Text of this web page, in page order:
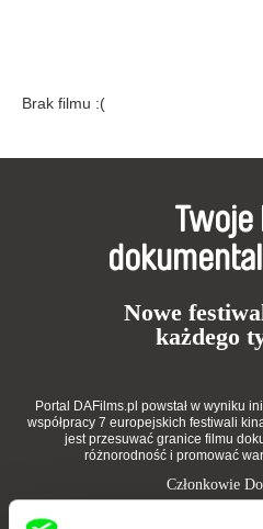
Brak filmu :(
Twoje
Nowe
każdego
Portal DAFilms.pl powstał w wyniku
współpracy 7 europejskich festiwali
jest przesuwać granice filmu
różnorodność i promować
Członkowie